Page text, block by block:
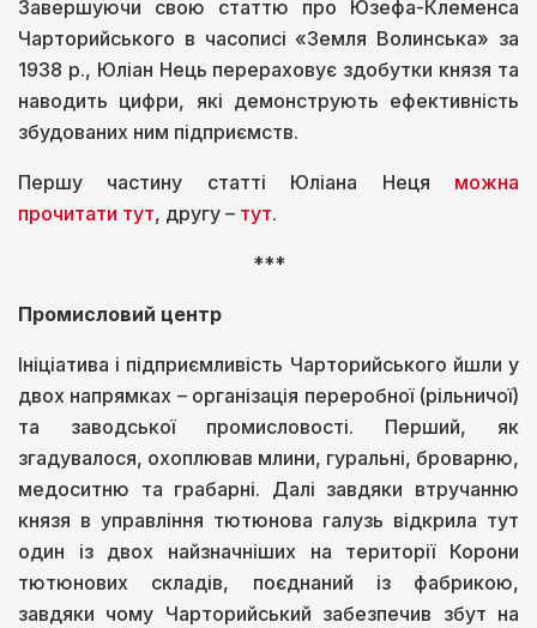
Завершуючи свою статтю про Юзефа-Клеменса
Чарторийського в часописі «Земля Волинська» за
1938 р., Юліан Нець перераховує здобутки князя та
наводить цифри, які демонструють ефективність
збудованих ним підприємств.
Першу частину статті Юліана Неця можна
прочитати тут, другу – тут.
***
Промисловий центр
Ініціатива і підприємливість Чарторийського йшли у
двох напрямках – організація переробної (рільничої)
та заводської промисловості. Перший, як
згадувалося, охоплював млини, гуральні, броварню,
медоситню та грабарні. Далі завдяки втручанню
князя в управління тютюнова галузь відкрила тут
один із двох найзначніших на території Корони
тютюнових складів, поєднаний із фабрикою,
завдяки чому Чарторийський забезпечив збут на